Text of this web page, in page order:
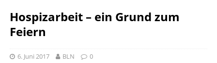
Hospizarbeit – ein Grund zum
Feiern
6. Juni 2017 BLN 0